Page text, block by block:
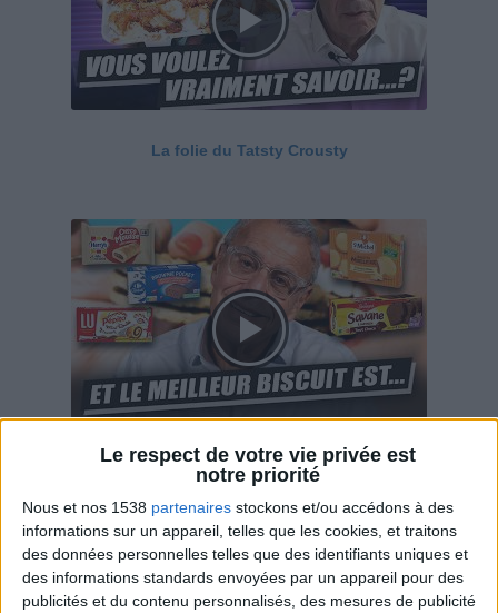
Le respect de votre vie privée est
notre priorité
Nous et nos 1538 partenaires stockons et/ou accédons à des
informations sur un appareil, telles que les cookies, et traitons
des données personnelles telles que des identifiants uniques et
des informations standards envoyées par un appareil pour des
publicités et du contenu personnalisés, des mesures de publicité
La folie du Tatsty Crousty
Savane, LU, Pepito, Harrys... Que valent vraiment
ces gâteaux ?
Webinaires en direct Voir tout